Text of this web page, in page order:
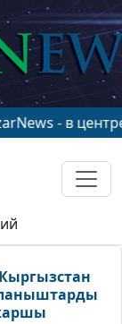
- в центре